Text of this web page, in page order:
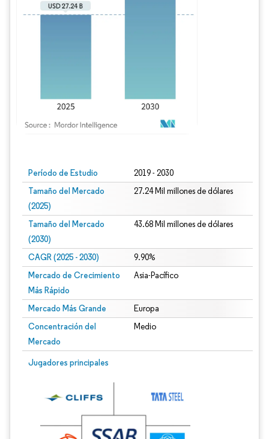
Período de Estudio 2019 - 2030
Tamaño del Mercado
(2025)
27.24 Mil millones de dólares
Tamaño del Mercado
(2030)
43.68 Mil millones de dólares
CAGR (2025 - 2030) 9.90%
Mercado de Crecimiento
Más Rápido
Asia-Pacífico
Mercado Más Grande Europa
Concentración del
Mercado
Medio
Jugadores principales